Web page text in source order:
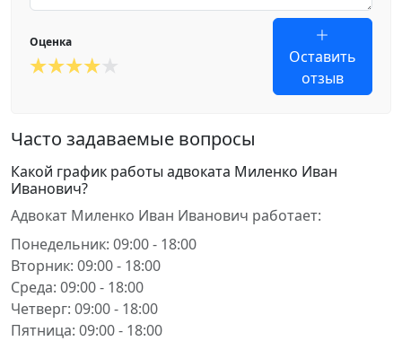
Оценка
Оставить
отзыв
Часто задаваемые вопросы
Какой график работы адвоката Миленко Иван
Иванович?
Адвокат Миленко Иван Иванович работает:
Понедельник: 09:00 - 18:00
Вторник: 09:00 - 18:00
Среда: 09:00 - 18:00
Четверг: 09:00 - 18:00
Пятница: 09:00 - 18:00